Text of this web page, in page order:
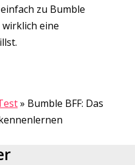
zu Bumble
eine
» Bumble BFF: Das